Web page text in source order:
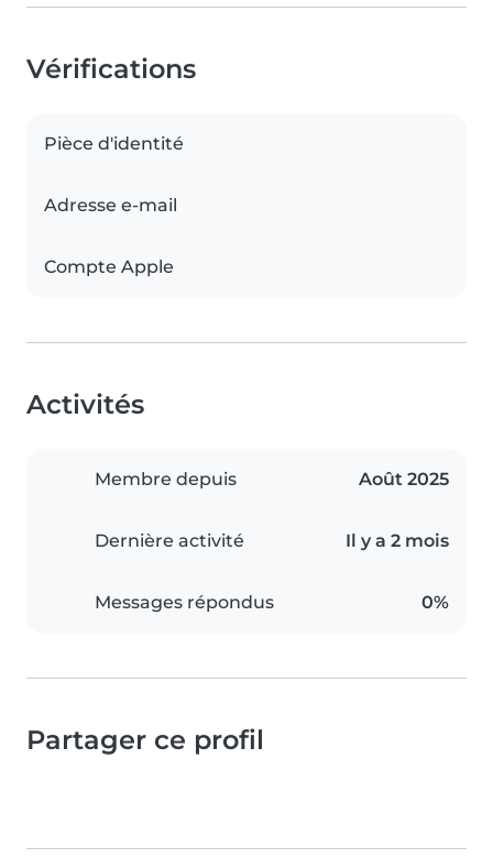
Vérifications
Pièce d'identité
Adresse e-mail
Compte Apple
Activités
Membre depuis Août 2025
Dernière activité Il y a 2 mois
Messages répondus 0%
Partager ce profil